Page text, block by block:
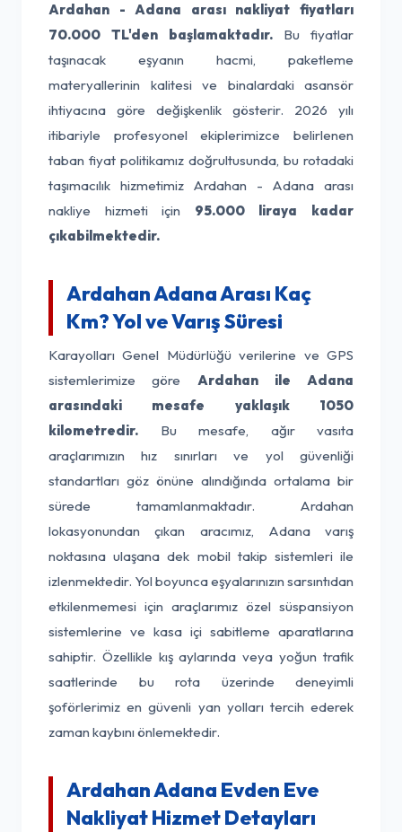
Ardahan - Adana arası nakliyat fiyatları
70.000 TL'den başlamaktadır. Bu fiyatlar
taşınacak eşyanın hacmi, paketleme
materyallerinin kalitesi ve binalardaki asansör
ihtiyacına göre değişkenlik gösterir. 2026 yılı
itibariyle profesyonel ekiplerimizce belirlenen
taban fiyat politikamız doğrultusunda, bu rotadaki
taşımacılık hizmetimiz Ardahan - Adana arası
nakliye hizmeti için 95.000 liraya kadar
çıkabilmektedir.
Ardahan Adana Arası Kaç
Km? Yol ve Varış Süresi
Karayolları Genel Müdürlüğü verilerine ve GPS
sistemlerimize göre Ardahan ile Adana
arasındaki mesafe yaklaşık 1050
kilometredir. Bu mesafe, ağır vasıta
araçlarımızın hız sınırları ve yol güvenliği
standartları göz önüne alındığında ortalama bir
sürede tamamlanmaktadır. Ardahan
lokasyonundan çıkan aracımız, Adana varış
noktasına ulaşana dek mobil takip sistemleri ile
izlenmektedir. Yol boyunca eşyalarınızın sarsıntıdan
etkilenmemesi için araçlarımız özel süspansiyon
sistemlerine ve kasa içi sabitleme aparatlarına
sahiptir. Özellikle kış aylarında veya yoğun trafik
saatlerinde bu rota üzerinde deneyimli
şoförlerimiz en güvenli yan yolları tercih ederek
zaman kaybını önlemektedir.
Ardahan Adana Evden Eve
Nakliyat Hizmet Detayları